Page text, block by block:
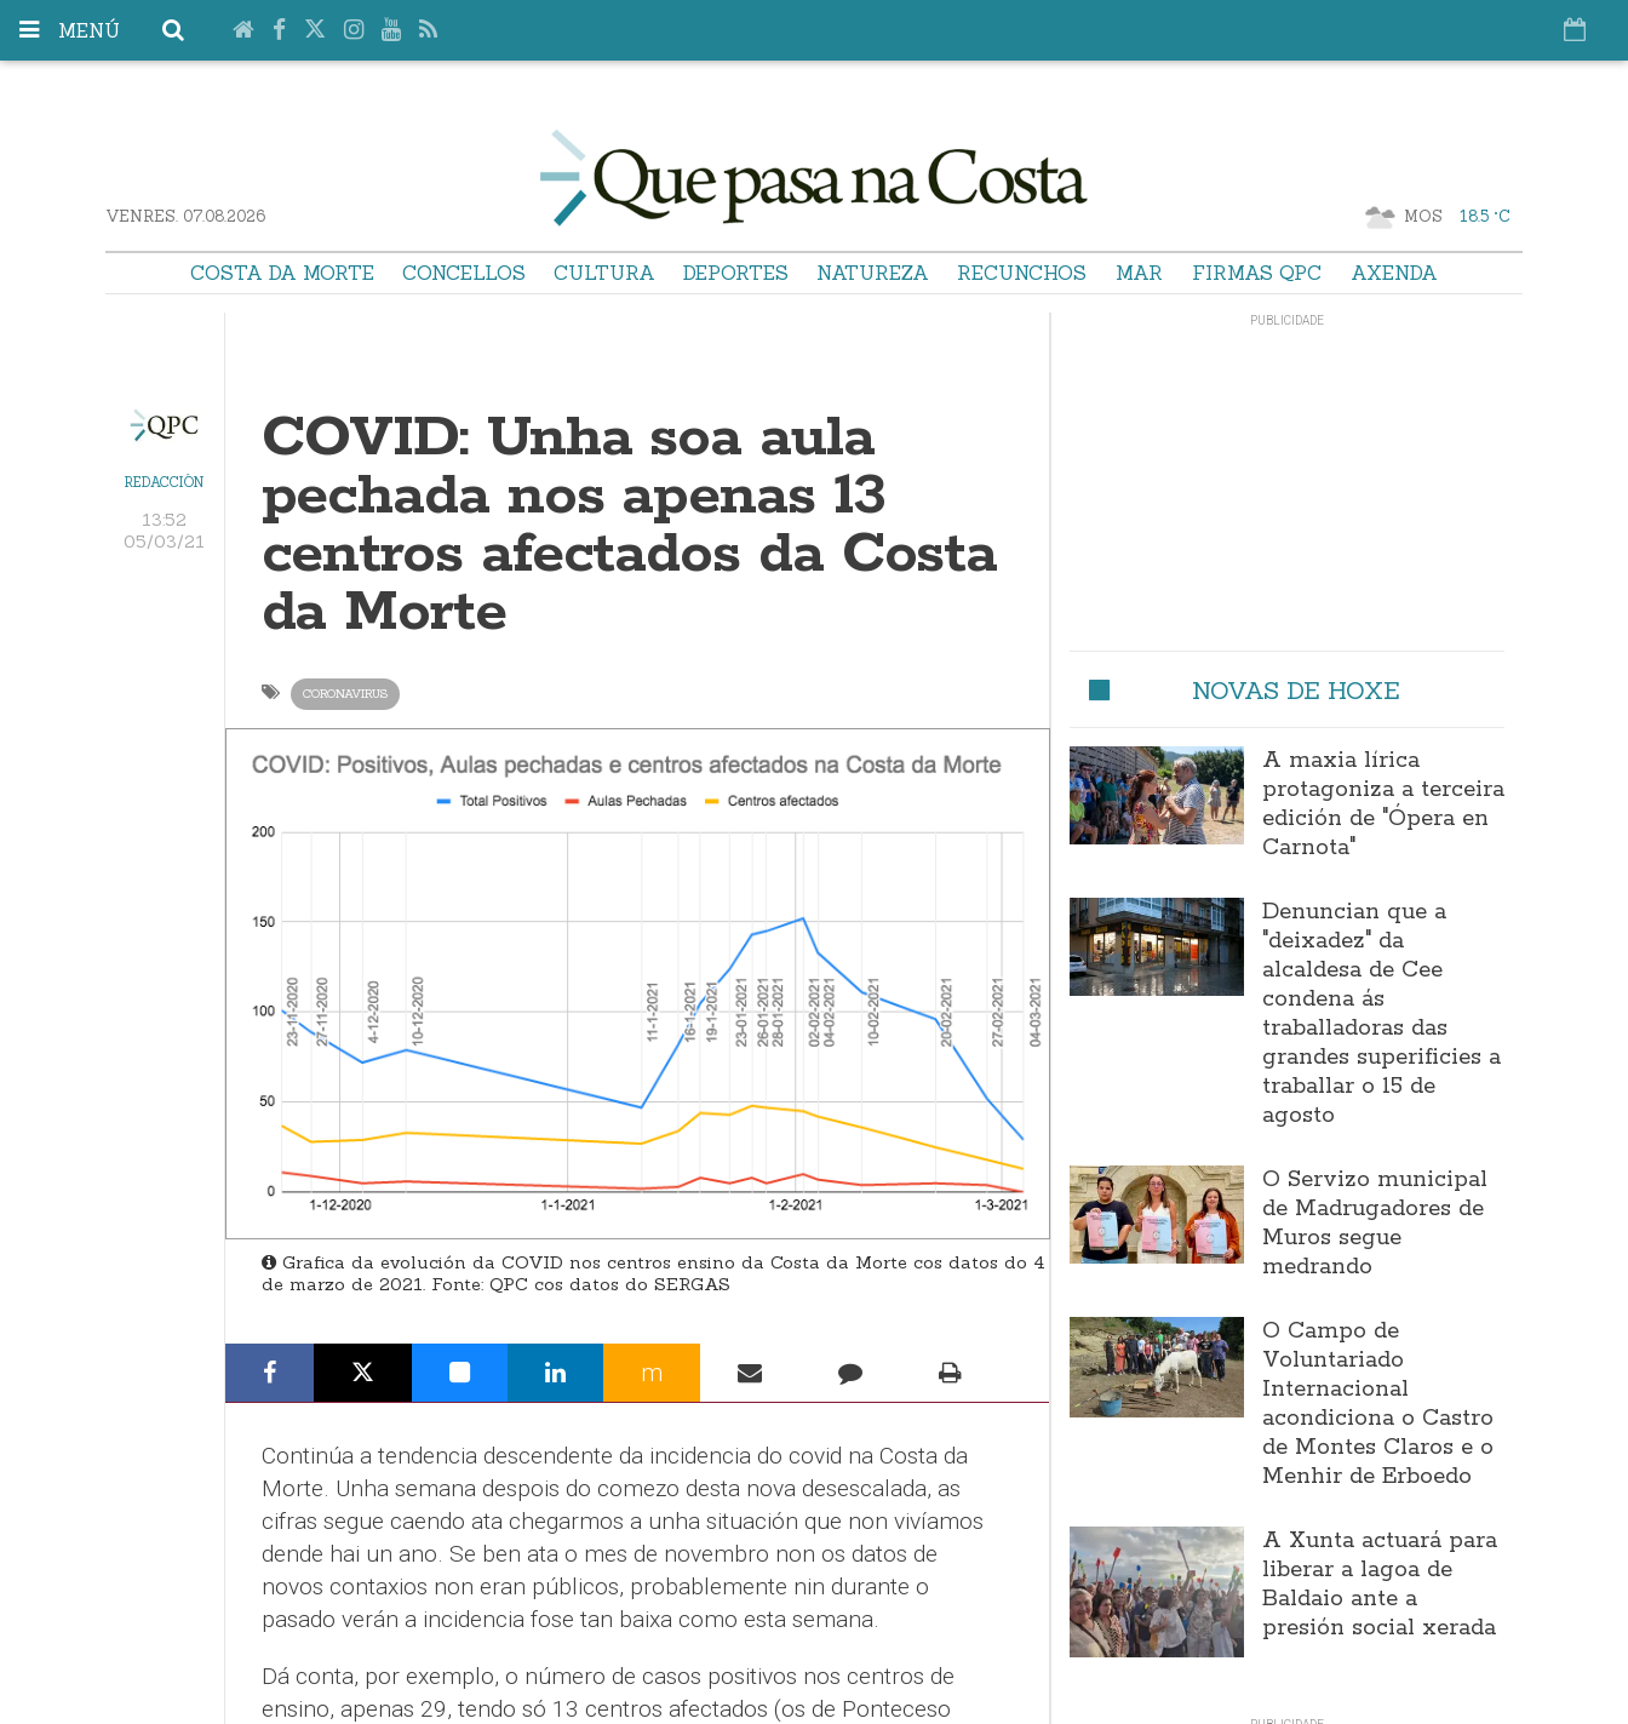
MENÚ
VENRES. 07.08.2026 MOS 18.5 °C
COSTA DA MORTE CONCELLOS CULTURA DEPORTES NATUREZA RECUNCHOS MAR FIRMAS QPC AXENDA
REDACCIÓN
13:52
05/03/21
COVID: Unha soa aula
pechada nos apenas 13
centros afectados da Costa
da Morte
CORONAVIRUS
Grafica da evolución da COVID nos centros ensino da Costa da Morte cos datos do 4
de marzo de 2021. Fonte: QPC cos datos do SERGAS
m
Continúa a tendencia descendente da incidencia do covid na Costa da
Morte. Unha semana despois do comezo desta nova desescalada, as
cifras segue caendo ata chegarmos a unha situación que non vivíamos
dende hai un ano. Se ben ata o mes de novembro non os datos de
novos contaxios non eran públicos, probablemente nin durante o
pasado verán a incidencia fose tan baixa como esta semana.
Dá conta, por exemplo, o número de casos positivos nos centros de
ensino, apenas 29, tendo só 13 centros afectados (os de Ponteceso
NOVAS DE HOXE
A maxia lírica
protagoniza a terceira
edición de "Ópera en
Carnota"
Denuncian que a
"deixadez" da
alcaldesa de Cee
condena ás
traballadoras das
grandes superificies a
traballar o 15 de
agosto
O Servizo municipal
de Madrugadores de
Muros segue
medrando
O Campo de
Voluntariado
Internacional
acondiciona o Castro
de Montes Claros e o
Menhir de Erboedo
A Xunta actuará para
liberar a lagoa de
Baldaio ante a
presión social xerada